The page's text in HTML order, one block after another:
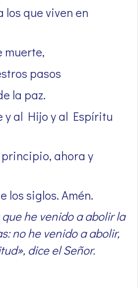
que viven en
muerte,
pasos
la paz.
y al Hijo y al Espíritu
ahora y
los siglos. Amén.
he venido a abolir la
no he venido a abolir,
dice el Señor.